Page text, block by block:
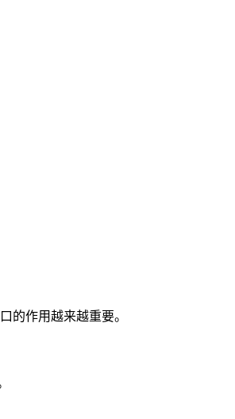
的作用越来越重要。